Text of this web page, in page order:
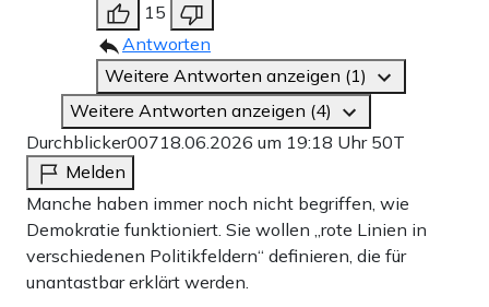
15
Antworten
Weitere Antworten anzeigen (1)
Weitere Antworten anzeigen (4)
Durchblicker00718.06.2026 um 19:18 Uhr 50T
Melden
Manche haben immer noch nicht begriffen, wie
Demokratie funktioniert. Sie wollen „rote Linien in
verschiedenen Politikfeldern“ definieren, die für
unantastbar erklärt werden.